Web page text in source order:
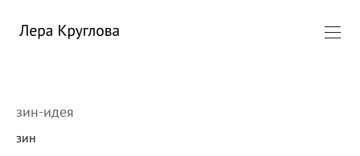
зин-идея
зин